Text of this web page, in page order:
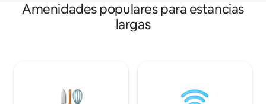
Amenidades populares para estancias
largas